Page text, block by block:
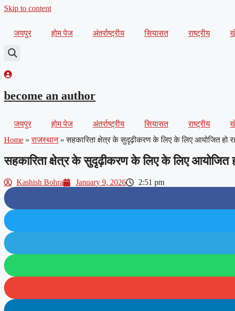
Skip to content
जयपुर होम पेज अंतर्राष्ट्रीय सियासत राष्ट्रीय
become an author
जयपुर होम पेज अंतर्राष्ट्रीय सियासत राष्ट्रीय
Home » राजस्थान » सहकारिता क्षेत्र के सुदृढ़ीकरण के लिए के लिए आयोजित हो
सहकारिता क्षेत्र के सुदृढ़ीकरण के लिए के लिए आयोजित
Kashish Bohra January 9, 2026 2:51 pm